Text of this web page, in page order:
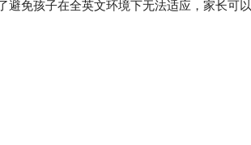
避免孩子在全英文环境下无法适应，家长可以